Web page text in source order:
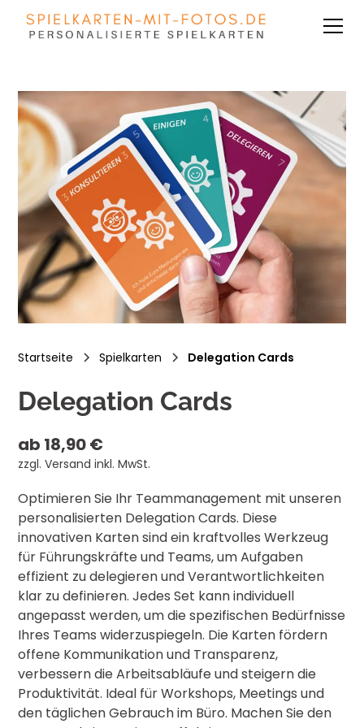
Startseite Spielkarten Delegation Cards
Delegation Cards
ab 18,90 €
zzgl. Versand inkl. MwSt.
Optimieren Sie Ihr Teammanagement mit unseren
personalisierten Delegation Cards. Diese
innovativen Karten sind ein kraftvolles Werkzeug
für Führungskräfte und Teams, um Aufgaben
effizient zu delegieren und Verantwortlichkeiten
klar zu definieren. Jedes Set kann individuell
angepasst werden, um die spezifischen Bedürfnisse
Ihres Teams widerzuspiegeln. Die Karten fördern
offene Kommunikation und Transparenz,
verbessern die Arbeitsabläufe und steigern die
Produktivität. Ideal für Workshops, Meetings und
den täglichen Gebrauch im Büro. Machen Sie den